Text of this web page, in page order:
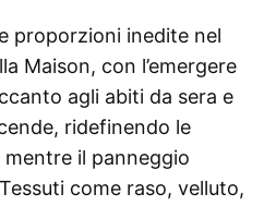
proporzioni inedite nel
Maison, con l’emergere
agli abiti da sera e
ridefinendo le
il panneggio
come raso, velluto,